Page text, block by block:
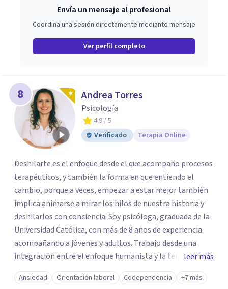
Envía un mensaje al profesional
Coordina una sesión directamente mediante mensaje
Ver perfil completo
8 Andrea Torres
Psicología
4.9/ 5
Verificado
Terapia Online
Deshilarte es el enfoque desde el que acompaño procesos
terapéuticos, y también la forma en que entiendo el
cambio, porque a veces, empezar a estar mejor también
implica animarse a mirar los hilos de nuestra historia y
deshilarlos con conciencia. Soy psicóloga, graduada de la
Universidad Católica, con más de 8 años de experiencia
acompañando a jóvenes y adultos. Trabajo desde una
integración entre el enfoque humanista y la terapia
cognitivo-conductual (TCC), combinando una escucha
profunda, empática y sin juicios, con herramientas con
leer más
Ansiedad Orientación laboral Codependencia +7 más